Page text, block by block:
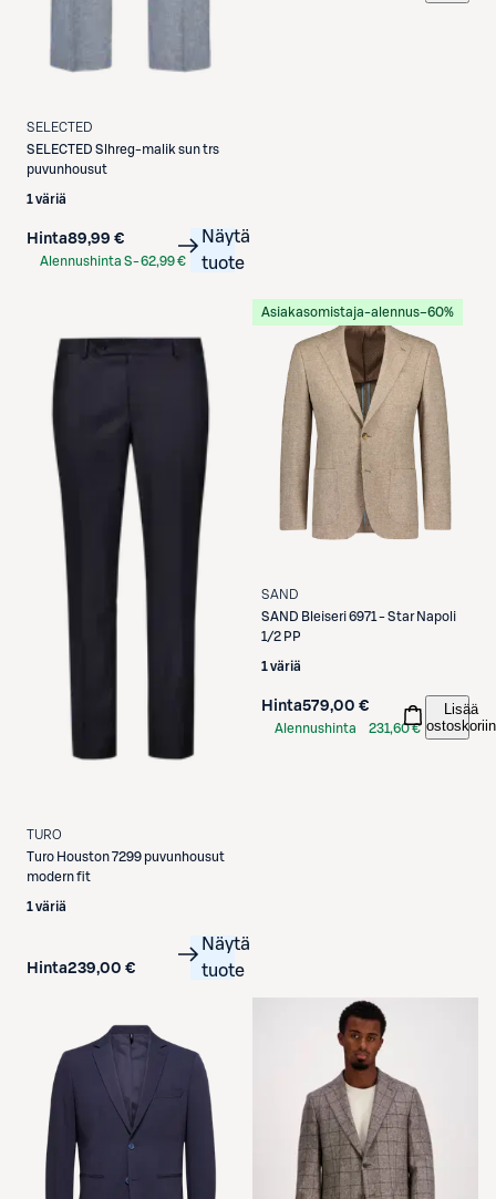
SELECTED
SELECTED Slhreg-malik sun trs
puvunhousut
1 väriä
Hinta89,99 €
Alennushinta S-62,99 €
Näytä
tuote
TURO
Turo Houston 7299 puvunhousut
modern fit
1 väriä
Hinta239,00 €
Näytä
tuote
Asiakasomistaja-alennus−60%
SAND
SAND Bleiseri 6971 - Star Napoli
1/2 PP
1 väriä
Hinta579,00 €
Alennushinta
231,60 €
Lisää
ostoskoriin